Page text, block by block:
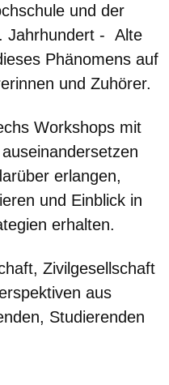
und der
Jahrhundert - Alte
Phänomens auf
und Zuhörer.
Workshops mit
erlangen,
und Einblick in
erhalten.
Zivilgesellschaft
aus
Studierenden